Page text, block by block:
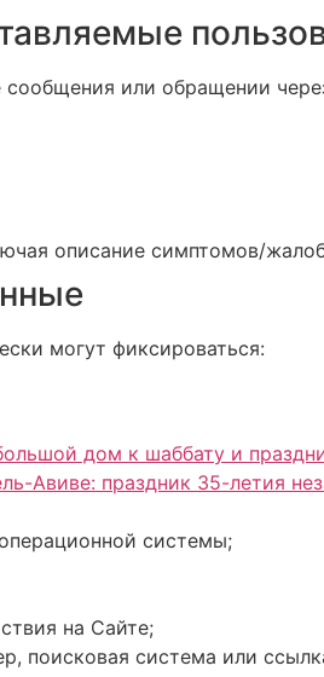
или обращении
описание симптомов/
могут фиксироваться:
дом к шаббату и
Авиве: праздник 35-летия
системы;
на Сайте;
поисковая система или